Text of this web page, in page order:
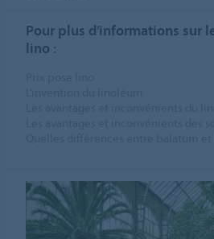
Pour plus d’informations sur
lino :